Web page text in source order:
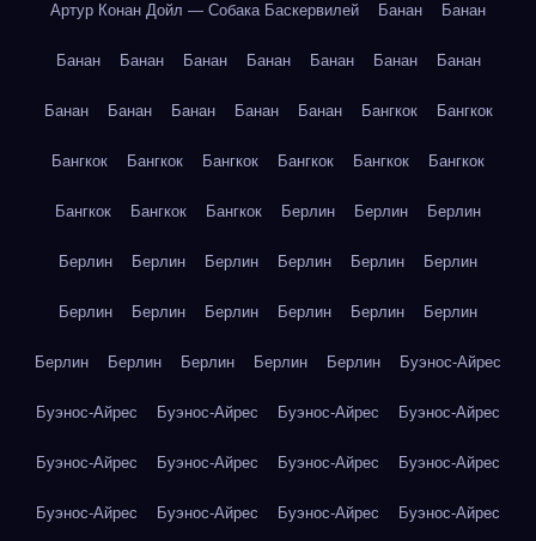
Артур Конан Дойл — Собака Баскервилей Банан Банан
Банан Банан Банан Банан Банан Банан Банан
Банан Банан Банан Банан Банан Бангкок Бангкок
Бангкок Бангкок Бангкок Бангкок Бангкок Бангкок
Бангкок Бангкок Бангкок Берлин Берлин Берлин
Берлин Берлин Берлин Берлин Берлин Берлин
Берлин Берлин Берлин Берлин Берлин Берлин
Берлин Берлин Берлин Берлин Берлин Буэнос-Айрес
Буэнос-Айрес Буэнос-Айрес Буэнос-Айрес Буэнос-Айрес
Буэнос-Айрес Буэнос-Айрес Буэнос-Айрес Буэнос-Айрес
Буэнос-Айрес Буэнос-Айрес Буэнос-Айрес Буэнос-Айрес